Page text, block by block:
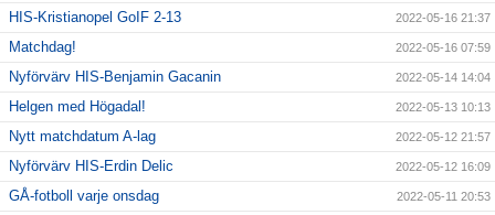
HIS-Kristianopel GoIF 2-13 2022-05-16 21:37
Matchdag! 2022-05-16 07:59
Nyförvärv HIS-Benjamin Gacanin 2022-05-14 14:04
Helgen med Högadal! 2022-05-13 10:13
Nytt matchdatum A-lag 2022-05-12 21:57
Nyförvärv HIS-Erdin Delic 2022-05-12 16:09
GÅ-fotboll varje onsdag 2022-05-11 20:53